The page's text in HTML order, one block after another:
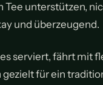
Tee unterstützen,
und überzeugend.
serviert, fährt mit
für ein